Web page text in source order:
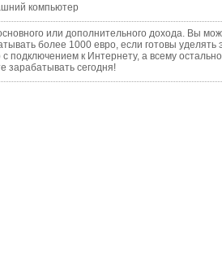
компьютер
или дополнительного дохода. Вы
более 1000 евро, если готовы
подключением к Интернету, а всему
зарабатывать сегодня!